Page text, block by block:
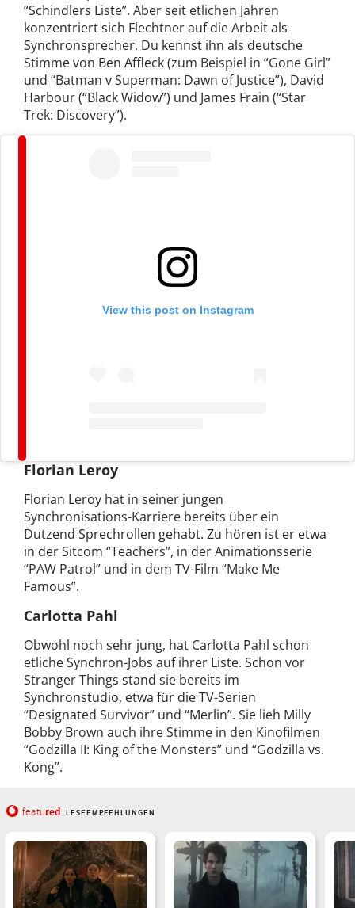
“Schindlers Liste”. Aber seit etlichen Jahren
konzentriert sich Flechtner auf die Arbeit als
Synchronsprecher. Du kennst ihn als deutsche
Stimme von Ben Affleck (zum Beispiel in “Gone Girl”
und “Batman v Superman: Dawn of Justice”), David
Harbour (“Black Widow”) und James Frain (“Star
Trek: Discovery”).
View this post on Instagram
Florian Leroy
Florian Leroy hat in seiner jungen
Synchronisations-Karriere bereits über ein
Dutzend Sprechrollen gehabt. Zu hören ist er etwa
in der Sitcom “Teachers”, in der Animationsserie
“PAW Patrol” und in dem TV-Film “Make Me
Famous”.
Carlotta Pahl
Obwohl noch sehr jung, hat Carlotta Pahl schon
etliche Synchron-Jobs auf ihrer Liste. Schon vor
Stranger Things stand sie bereits im
Synchronstudio, etwa für die TV-Serien
“Designated Survivor” und “Merlin”. Sie lieh Milly
Bobby Brown auch ihre Stimme in den Kinofilmen
“Godzilla II: King of the Monsters” und “Godzilla vs.
Kong”.
featured LESEEMPFEHLUNGEN